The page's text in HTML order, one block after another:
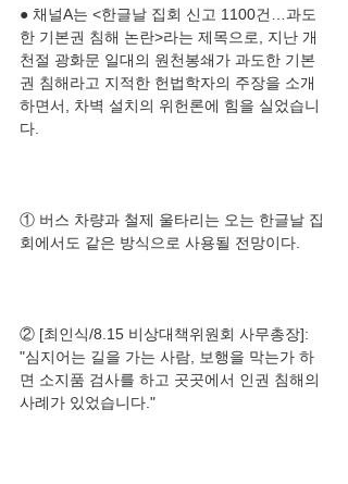
● 채널A는 <한글날 집회 신고 1100건…과도
한 기본권 침해 논란>라는 제목으로, 지난 개
천절 광화문 일대의 원천봉쇄가 과도한 기본
권 침해라고 지적한 헌법학자의 주장을 소개
하면서, 차벽 설치의 위헌론에 힘을 실었습니
① 버스 차량과 철제 울타리는 오는 한글날 집
② [최인식/8.15 비상대책위원회 사무총장]:
"심지어는 길을 가는 사람, 보행을 막는가 하
면 소지품 검사를 하고 곳곳에서 인권 침해의